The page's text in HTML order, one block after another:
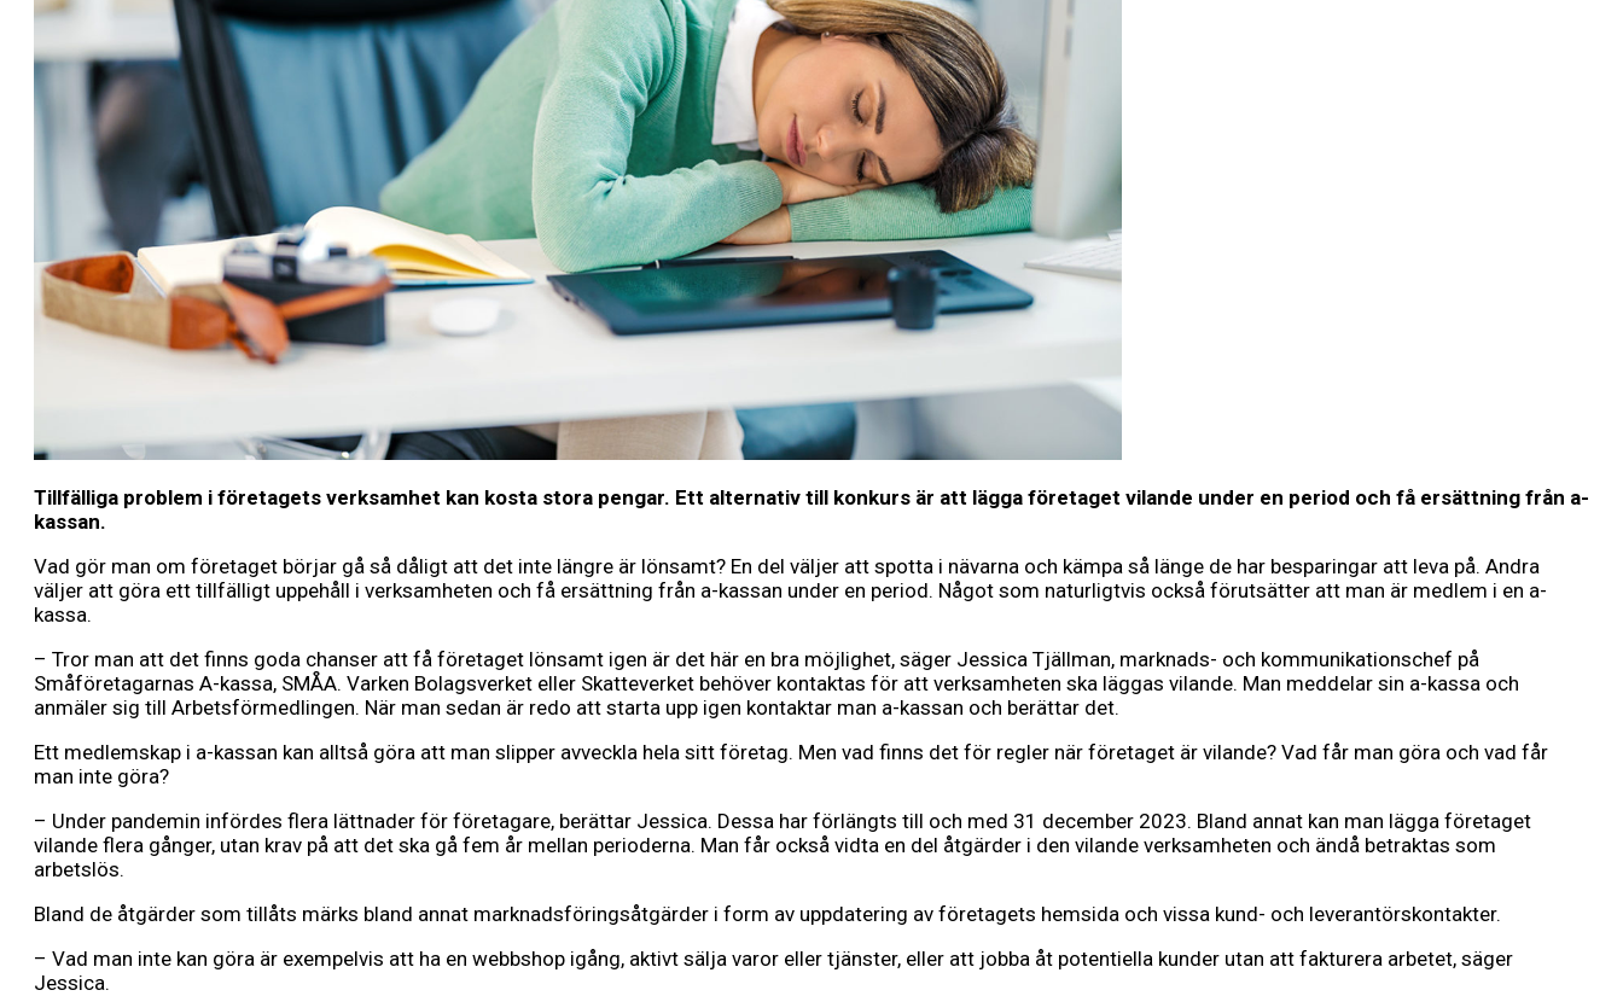
Tillfälliga problem i företagets verksamhet kan kosta stora pengar. Ett alternativ till konkurs är att lägga företaget vilande under en period och få ersättning från a-
kassan.
Vad gör man om företaget börjar gå så dåligt att det inte längre är lönsamt? En del väljer att spotta i nävarna och kämpa så länge de har besparingar att leva på. Andra
väljer att göra ett tillfälligt uppehåll i verksamheten och få ersättning från a-kassan under en period. Något som naturligtvis också förutsätter att man är medlem i en a-
kassa.
– Tror man att det finns goda chanser att få företaget lönsamt igen är det här en bra möjlighet, säger Jessica Tjällman, marknads- och kommunikationschef på
Småföretagarnas A-kassa, SMÅA. Varken Bolagsverket eller Skatteverket behöver kontaktas för att verksamheten ska läggas vilande. Man meddelar sin a-kassa och
anmäler sig till Arbetsförmedlingen. När man sedan är redo att starta upp igen kontaktar man a-kassan och berättar det.
Ett medlemskap i a-kassan kan alltså göra att man slipper avveckla hela sitt företag. Men vad finns det för regler när företaget är vilande? Vad får man göra och vad får
man inte göra?
– Under pandemin infördes flera lättnader för företagare, berättar Jessica. Dessa har förlängts till och med 31 december 2023. Bland annat kan man lägga företaget
vilande flera gånger, utan krav på att det ska gå fem år mellan perioderna. Man får också vidta en del åtgärder i den vilande verksamheten och ändå betraktas som
arbetslös.
Bland de åtgärder som tillåts märks bland annat marknadsföringsåtgärder i form av uppdatering av företagets hemsida och vissa kund- och leverantörskontakter.
– Vad man inte kan göra är exempelvis att ha en webbshop igång, aktivt sälja varor eller tjänster, eller att jobba åt potentiella kunder utan att fakturera arbetet, säger
Jessica.